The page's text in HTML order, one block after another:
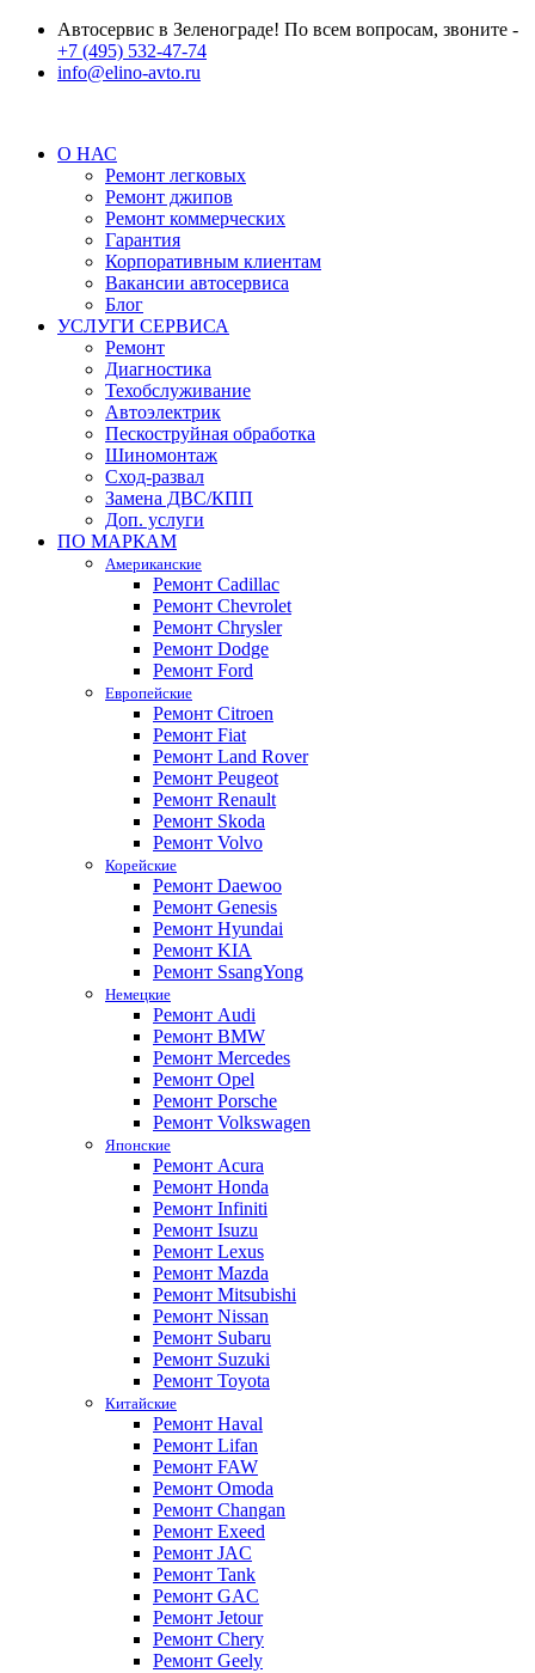
Автосервис в Зеленограде! По всем вопросам, звоните -
+7 (495) 532-47-74
info@elino-avto.ru
О НАС
Ремонт легковых
Ремонт джипов
Ремонт коммерческих
Гарантия
Корпоративным клиентам
Вакансии автосервиса
Блог
УСЛУГИ СЕРВИСА
Ремонт
Диагностика
Техобслуживание
Автоэлектрик
Пескоструйная обработка
Шиномонтаж
Сход-развал
Замена ДВС/КПП
Доп. услуги
ПО МАРКАМ
Американские
Ремонт Cadillac
Ремонт Chevrolet
Ремонт Chrysler
Ремонт Dodge
Ремонт Ford
Европейские
Ремонт Citroen
Ремонт Fiat
Ремонт Land Rover
Ремонт Peugeot
Ремонт Renault
Ремонт Skoda
Ремонт Volvo
Корейские
Ремонт Daewoo
Ремонт Genesis
Ремонт Hyundai
Ремонт KIA
Ремонт SsangYong
Немецкие
Ремонт Audi
Ремонт BMW
Ремонт Mercedes
Ремонт Opel
Ремонт Porsche
Ремонт Volkswagen
Японские
Ремонт Acura
Ремонт Honda
Ремонт Infiniti
Ремонт Isuzu
Ремонт Lexus
Ремонт Mazda
Ремонт Mitsubishi
Ремонт Nissan
Ремонт Subaru
Ремонт Suzuki
Ремонт Toyota
Китайские
Ремонт Haval
Ремонт Lifan
Ремонт FAW
Ремонт Omoda
Ремонт Changan
Ремонт Exeed
Ремонт JAC
Ремонт Tank
Ремонт GAC
Ремонт Jetour
Ремонт Chery
Ремонт Geely